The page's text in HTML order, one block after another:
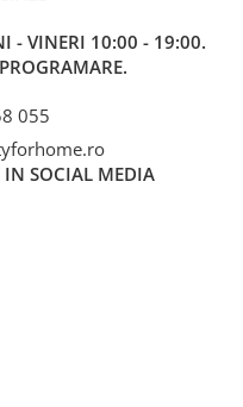
- VINERI 10:00 - 19:00.
055
IN SOCIAL MEDIA